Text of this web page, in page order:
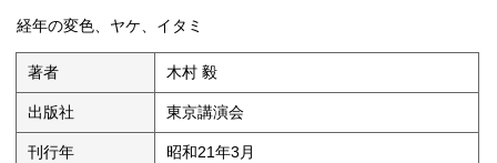
経年の変色、ヤケ、イタミ
著者 木村 毅
出版社 東京講演会
刊行年 昭和21年3月